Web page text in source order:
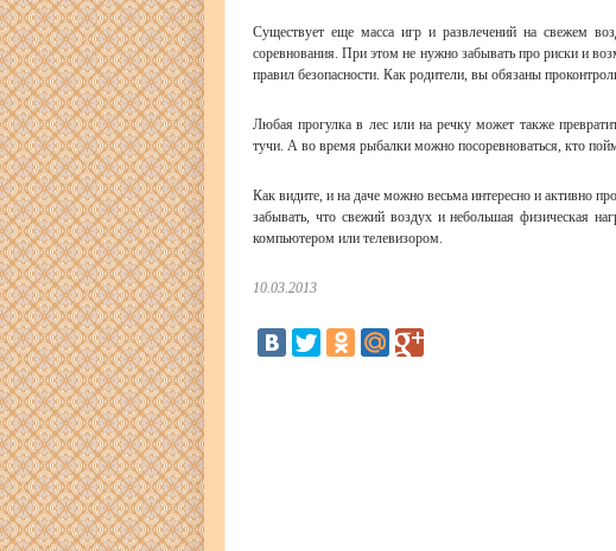
Существует еще масса игр и развлечений на свежем
соревнования. При этомне нужно забывать про риски и
правил безопасности. Как родители, вы обязаны
Любая прогулка в лес или на речку может также
тучи. А во время рыбалки можно посоревноваться, кто
Как видите, и на даче можно весьма интересно и активно
забывать, что свежий воздух и небольшая физическая
компьютером или телевизором.
10.03.2013